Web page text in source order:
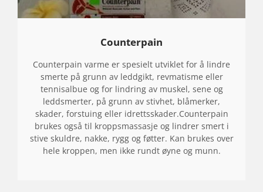
Counterpain
Counterpain varme er spesielt utviklet for å lindre
smerte på grunn av leddgikt, revmatisme eller
tennisalbue og for lindring av muskel, sene og
leddsmerter, på grunn av stivhet, blåmerker,
skader, forstuing eller idrettsskader.Counterpain
brukes også til kroppsmassasje og lindrer smert i
stive skuldre, nakke, rygg og føtter. Kan brukes over
hele kroppen, men ikke rundt øyne og munn.